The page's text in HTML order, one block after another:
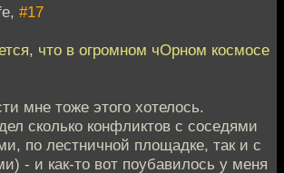
#17
что в огромном чОрном космосе
мне тоже этого хотелось.
сколько конфликтов с соседями
по лестничной площадке, так и с
- и как-то вот поубавилось у меня